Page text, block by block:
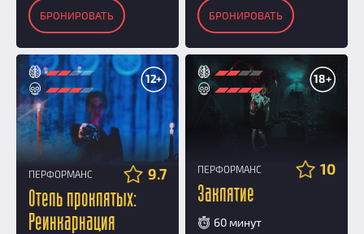
БРОНИРОВАТЬ БРОНИРОВАТЬ
12+
ПЕРФОРМАНС 9.7
Отель проклятых:
Реинкарнация
18+
ПЕРФОРМАНС 10
Заклятие
60 минут